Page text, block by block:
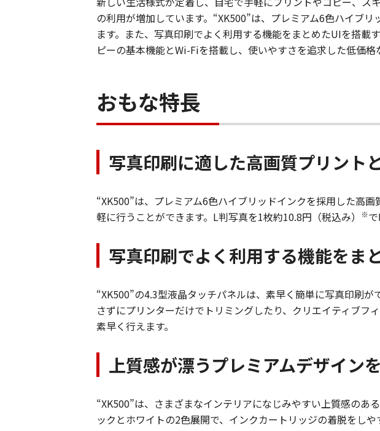
の利用が増加しています。“XK500”は、プレミアム6色ハイブ
ます。また、写真印刷でよく利用する機能をまとめたUIを搭載
ピーの基本機能とWi-Fiを搭載し、使いやすさを追求した低価
おもな特長
写真印刷に適した高画質プリント
“XK500”は、プレミアム6色ハイブリッドインクを採用した高
軽に行うことができます。L判写真を1枚約10.8円（税込み）
※
写真印刷でよく利用する機能をま
“XK500”の4.3型液晶タッチパネルは、素早く簡単に写真印刷
さずにプリンターだけでトリミングしたり、クリエイティブフ
素早く行えます。
上質感が漂うプレミアムデザイン
“XK500”は、さまざまなインテリアになじみやすい上質感のあ
ックとホワイトの2色展開で、インクカートリッジの着脱をし